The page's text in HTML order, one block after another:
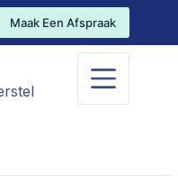
Maak Een Afspraak